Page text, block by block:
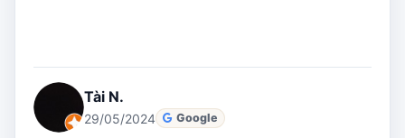
Tài N.
29/05/2024 Google